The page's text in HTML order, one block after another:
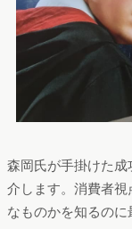
森岡氏が手掛けた
介します。消費者視
なものかを知るのに